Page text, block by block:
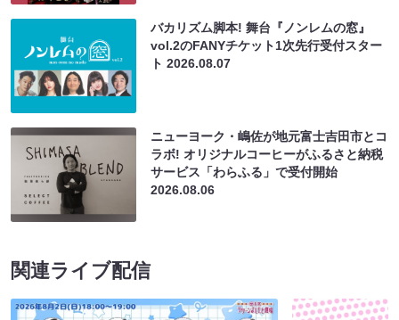
バカリズム脚本! 舞台『ノンレムの窓』
vol.2のFANYチケット1次先行受付スター
ト2026.08.07
ニューヨーク・嶋佐が地元富士吉田市とコ
ラボ! オリジナルコーヒーがふるさと納税
サービス「わらふる」で受付開始
2026.08.06
関連ライブ配信